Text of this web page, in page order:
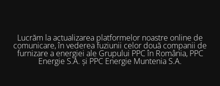
Lucrăm la actualizarea platformelor noastre online de
comunicare, în vederea fuziunii celor două companii de
furnizare a energiei ale Grupului PPC în România, PPC
Energie S.A. și PPC Energie Muntenia S.A.